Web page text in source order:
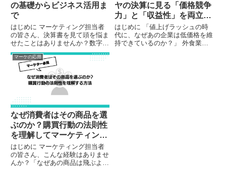
の基礎からビジネス活用ま
で
はじめに マーケティング担当者
の皆さん、決算書を見て頭を悩ま
せたことはありませんか？数字の
羅列に圧倒され、自社のビジネス
状況を正確に把握できずにいませ
んか？本記事では、決算書の基本
から実践的な読み方、そしてビジ
ネス改善への活用方法まで、わ
ヤの決算に見る「価格競争
力」と「収益性」を両立さ
せるブランド戦略
はじめに 「値上げラッシュの時
代に、なぜあの企業は低価格を維
持できているのか？」 外食業界
マーケの応用
なぜ消費者はその商品を選
ぶのか？購買行動の法則性
を理解してマーケティング
を成功させる方法
はじめに マーケティング担当者
の皆さん、こんな経験はありませ
んか？「なぜあの商品は飛ぶよう